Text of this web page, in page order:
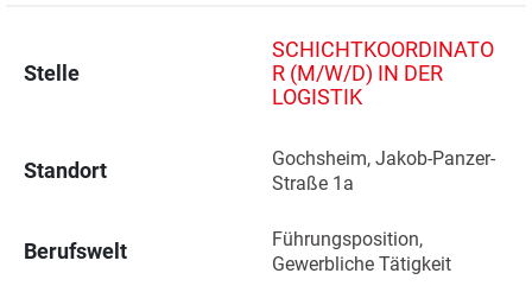
Stelle
SCHICHTKOORDINATO
R (M/W/D) IN DER
LOGISTIK
Standort
Gochsheim, Jakob-Panzer-
Straße 1a
Berufswelt
Führungsposition,
Gewerbliche Tätigkeit